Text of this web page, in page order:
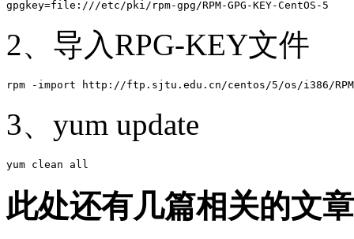
2、导入RPG-KEY文件
3、yum update
此处还有几篇相关的文